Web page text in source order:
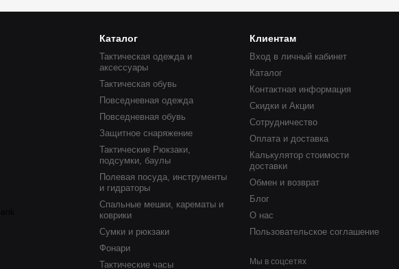
Каталог
Тактическая одежда и
аксессуары
Тактическая обувь
Повседневная одежда
Повседневная обувь
Защитное снаряжение
Тактические Рюкзаки,
подсумки, баулы
Полевая посуда, инструменты
и гидраторы
Спальные мешки, карематы и
коврики
Сумки и рюкзаки
Фонари
Тактические часы
Клиентам
Вход в личный кабинет
Каталог
Контактная информация
Скидки и Акции
Сотрудничество
Оплата и доставка
Калькулятор стоимости
доставки
Обмен и возврат
Блог
О нас
Пользовательское соглашение
Мы в соцсетях